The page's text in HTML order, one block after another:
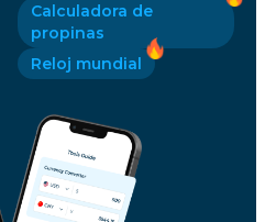
Calculadora de
propinas
Reloj mundial